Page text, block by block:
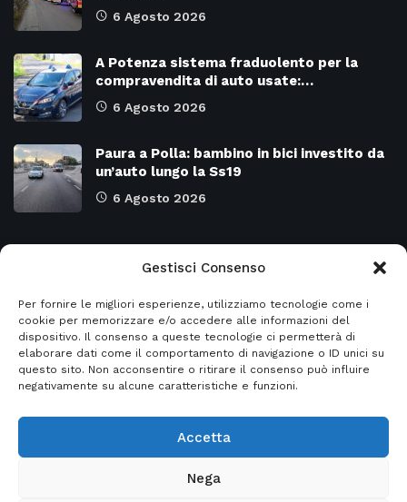
Gestisci Consenso
Per fornire le migliori esperienze, utilizziamo tecnologie come i
cookie per memorizzare e/o accedere alle informazioni del
dispositivo. Il consenso a queste tecnologie ci permetterà di
elaborare dati come il comportamento di navigazione o ID unici su
questo sito. Non acconsentire o ritirare il consenso può influire
negativamente su alcune caratteristiche e funzioni.
Accetta
Nega
6 Agosto 2026
A Potenza sistema fraduolento per la
compravendita di auto usate:…
6 Agosto 2026
Paura a Polla: bambino in bici investito da
un’auto lungo la Ss19
6 Agosto 2026
Attualità 8973
Cronaca 6478
Primo piano 5954
SALERNO e Provincia 4129
Regione CAMPANIA
Regione BASILICATA
- Italia2news powered by